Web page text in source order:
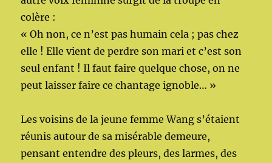
colère :
« Oh non, ce n’est pas humain cela ; pas chez
elle ! Elle vient de perdre son mari et c’est son
seul enfant ! Il faut faire quelque chose, on ne
peut laisser faire ce chantage ignoble… »
Les voisins de la jeune femme Wang s’étaient
réunis autour de sa misérable demeure,
pensant entendre des pleurs, des larmes, des